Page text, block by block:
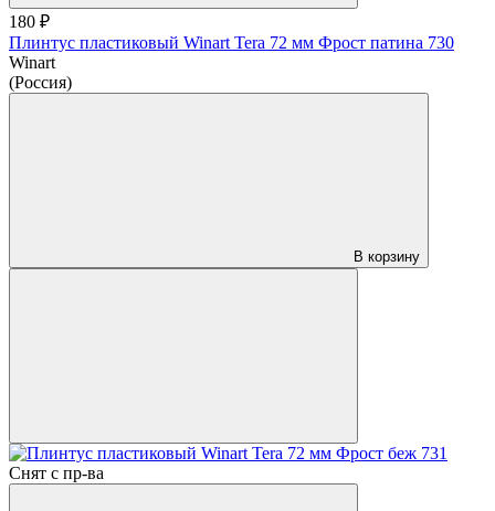
180 ₽
Плинтус пластиковый Winart Tera 72 мм Фрост патина 730
Winart
(Россия)
В корзину
Снят с пр-ва